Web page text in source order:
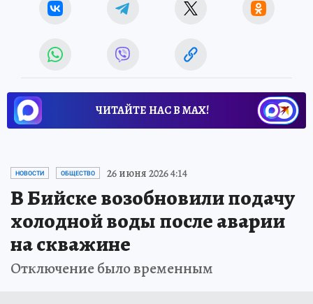
ЧИТАЙТЕ НАС В МАХ!
НОВОСТИ ОБЩЕСТВО 26 июня 2026 4:14
В Бийске возобновили подачу
холодной воды после аварии
на скважине
Отключение было временным